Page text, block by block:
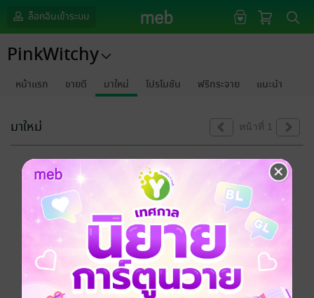
ล็อกอินเข้าระบบ
PinkWitchy
หน้าแรก ขายดี มาใหม่ โปรโมชัน ฟรีกระจาย แนะนำ
มาใหม่ หน้าที่ 1
ขออภัยด้วยนะคะ
ไม่พบข้อมูลในหัวข้อที่คุณกำลังชมค่ะ